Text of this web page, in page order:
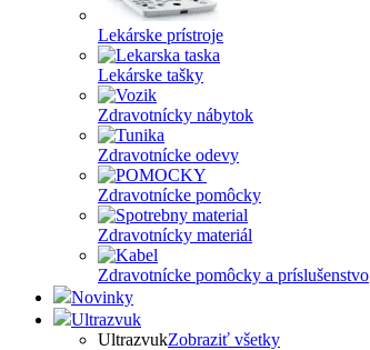
Lekárske prístroje
Lekárske tašky
Zdravotnícky nábytok
Zdravotnícke odevy
Zdravotnícke pomôcky
Zdravotnícky materiál
Zdravotnícke pomôcky a príslušenstvo
Novinky
Ultrazvuk
UltrazvukZobraziť všetky